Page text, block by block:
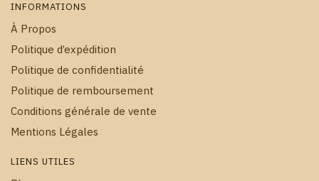
INFORMATIONS
À Propos
Politique d’expédition
Politique de confidentialité
Politique de remboursement
Conditions générale de vente
Mentions Légales
LIENS UTILES